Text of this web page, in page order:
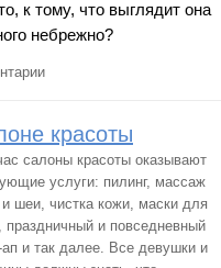
к тому, что выглядит она
небрежно?
красоты
салоны красоты оказывают
услуги: пилинг, массаж
шеи, чистка кожи, маски для
праздничный и повседневный
ап и так далее. Все девушки и